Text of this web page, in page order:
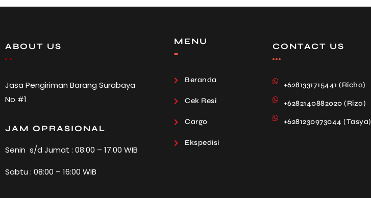
ABOUT US
Jasa Pengiriman Barang Surabaya
No #1
JAM OPRASIONAL
Senin s/d Jumat : 08:00 – 17:00 WIB
Sabtu : 08:00 – 16:00 WIB
MENU
Beranda
Cek Resi
Cargo
Ekspedisi
CONTACT US
+6281331715441 (Richa)
+6282140882020 (Riza)
+6281230973044 (Tasya)